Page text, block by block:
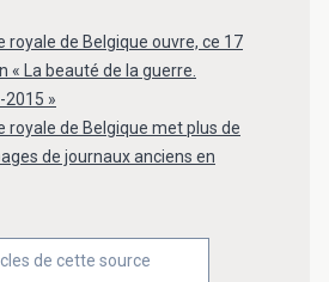
royale de Belgique ouvre, ce 17
« La beauté de la guerre.
2015 »
royale de Belgique met plus de
de journaux anciens en
de cette source